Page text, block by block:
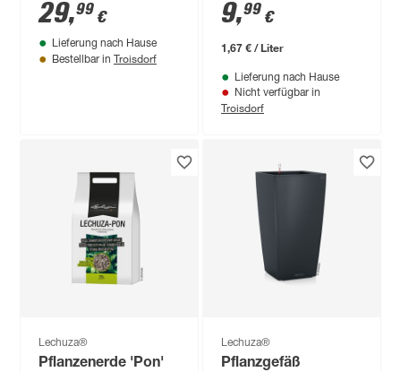
x 18 x 30 cm
29,99 €
Lieferung nach Hause
Bestellbar in Troisdorf
9,99 €
1,67 € / Liter
Lieferung nach Hause
Nicht verfügbar in
Troisdorf
Lechuza®
Pflanzenerde 'Pon'
Lechuza®
Pflanzgefäß